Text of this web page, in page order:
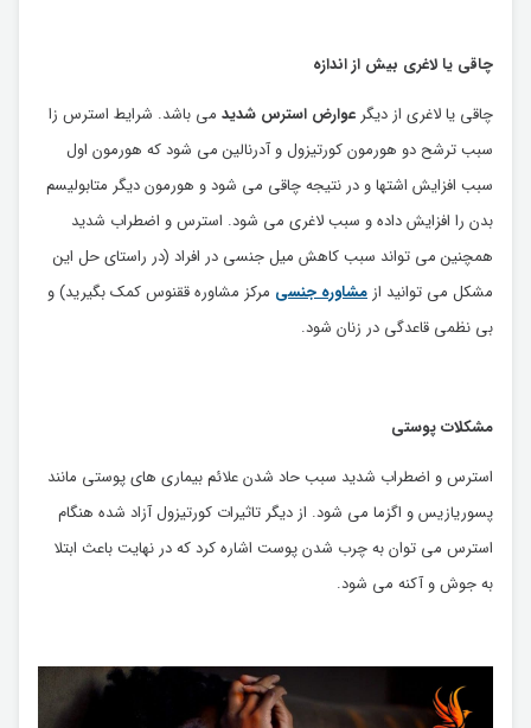
چاقی یا لاغری بیش از اندازه
چاقی یا لاغری از دیگر عوارض استرس شدید می باشد. شرایط استرس زا
سبب ترشح دو هورمون کورتیزول و آدرنالین می شود که هورمون اول
سبب افزایش اشتها و در نتیجه چاقی می شود و هورمون دیگر متابولیسم
بدن را افزایش داده و سبب لاغری می شود. استرس و اضطراب شدید
همچنین می تواند سبب کاهش میل جنسی در افراد (در راستای حل این
مشکل می توانید از مشاوره جنسی مرکز مشاوره ققنوس کمک بگیرید) و
بی نظمی قاعدگی در زنان شود.
مشکلات پوستی
استرس و اضطراب شدید سبب حاد شدن علائم بیماری های پوستی مانند
پسوریازیس و اگزما می شود. از دیگر تاثیرات کورتیزول آزاد شده هنگام
استرس می توان به چرب شدن پوست اشاره کرد که در نهایت باعث ابتلا
به جوش و آکنه می شود.